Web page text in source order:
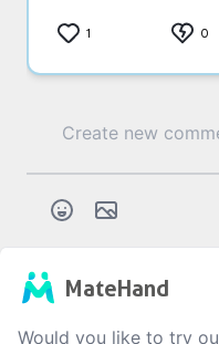
1 0
N...G...
MateHand
Would you like to try